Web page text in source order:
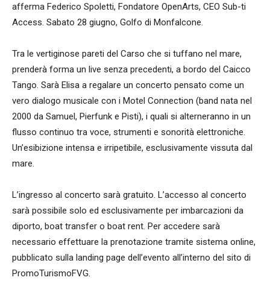
afferma Federico Spoletti, Fondatore OpenArts, CEO Sub-ti
Access. Sabato 28 giugno, Golfo di Monfalcone.
Tra le vertiginose pareti del Carso che si tuffano nel mare,
prenderà forma un live senza precedenti, a bordo del Caicco
Tango. Sarà Elisa a regalare un concerto pensato come un
vero dialogo musicale con i Motel Connection (band nata nel
2000 da Samuel, Pierfunk e Pisti), i quali si alterneranno in un
flusso continuo tra voce, strumenti e sonorità elettroniche.
Un’esibizione intensa e irripetibile, esclusivamente vissuta dal
mare.
L’ingresso al concerto sarà gratuito. L’accesso al concerto
sarà possibile solo ed esclusivamente per imbarcazioni da
diporto, boat transfer o boat rent. Per accedere sarà
necessario effettuare la prenotazione tramite sistema online,
pubblicato sulla landing page dell’evento all’interno del sito di
PromoTurismoFVG.